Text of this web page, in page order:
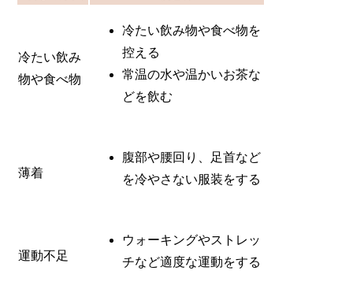
冷たい飲み
物や食べ物
冷たい飲み物や食べ物を
控える
常温の水や温かいお茶な
どを飲む
薄着
腹部や腰回り、足首など
を冷やさない服装をする
運動不足
ウォーキングやストレッ
チなど適度な運動をする